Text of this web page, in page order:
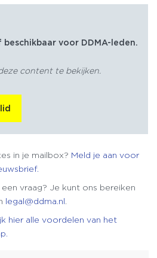
voor DDMA-leden.
content te bekijken.
in je mailbox? Meld je aan voor
vraag? Je kunt ons bereiken
legal@ddma.nl
hier alle voordelen van het